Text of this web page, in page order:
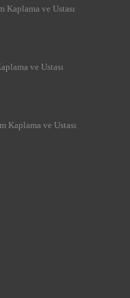
Kaplama ve Ustası
ve Ustası
Kaplama ve Ustası